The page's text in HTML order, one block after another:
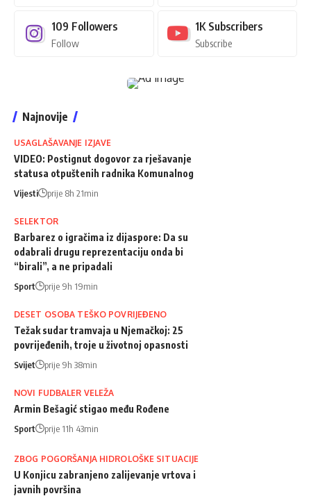
109 Followers
Follow
1K Subscribers
Subscribe
Najnovije
USAGLAŠAVANJE IZJAVE
VIDEO: Postignut dogovor za rješavanje
statusa otpuštenih radnika Komunalnog
Vijesti prije 8h 21min
SELEKTOR
Barbarez o igračima iz dijaspore: Da su
odabrali drugu reprezentaciju onda bi
“birali”, a ne pripadali
Sport prije 9h 19min
DESET OSOBA TEŠKO POVRIJEĐENO
Težak sudar tramvaja u Njemačkoj: 25
povrijeđenih, troje u životnoj opasnosti
Svijet prije 9h 38min
NOVI FUDBALER VELEŽA
Armin Bešagić stigao među Rođene
Sport prije 11h 43min
ZBOG POGORŠANJA HIDROLOŠKE SITUACIJE
U Konjicu zabranjeno zalijevanje vrtova i
javnih površina